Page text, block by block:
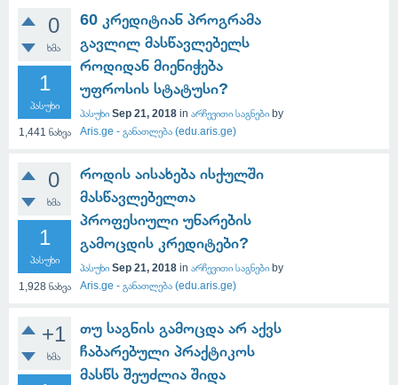
0
ხმა
1
პასუხი
1,441 ნახვა
60 კრედიტიან პროგრამა
გავლილ მასწავლებელს
როდიდან მიენიჭება
უფროსის სტატუსი?
პასუხი Sep 21, 2018 in არჩევითი საგნები by
Aris.ge - განათლება (edu.aris.ge)
0
ხმა
1
პასუხი
1,928 ნახვა
როდის აისახება ისქულში
მასწავლებელთა
პროფესიული უნარების
გამოცდის კრედიტები?
პასუხი Sep 21, 2018 in არჩევითი საგნები by
Aris.ge - განათლება (edu.aris.ge)
+1
ხმა
თუ საგნის გამოცდა არ აქვს
ჩაბარებული პრაქტიკოს
მასწს შეუძლია შიდა